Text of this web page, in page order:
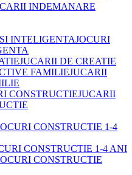
INDEMANARE
JOCURI
JUCARII DE CREATIE
JUCARII
JUCARII
CONSTRUCTIE 1-4 ANI